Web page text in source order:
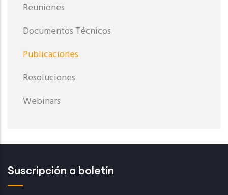
Reuniones
Documentos Técnicos
Publicaciones
Resoluciones
Webinars
Suscripción a boletín